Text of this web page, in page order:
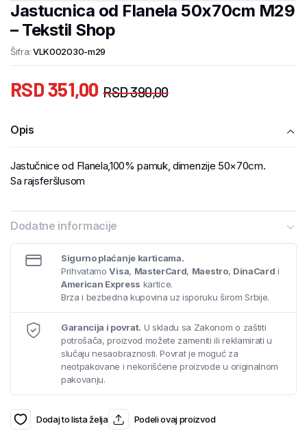
Jastucnica od Flanela 50x70cm M29
– Tekstil Shop
Šifra: VLK002030-m29
RSD390,00
RSD351,00
Opis
Jastučnice od Flanela,100% pamuk, dimenzije 50×70cm.
Sa rajsferšlusom
Dodatne informacije
Sigurno plaćanje karticama.
PrihvatamoVisa, MasterCard, Maestro, DinaCard i
American Express kartice.
Brza i bezbedna kupovina uz isporuku širom Srbije.
Garancija i povrat. U skladu sa Zakonom o zaštiti
potrošača, proizvod možete zameniti ili reklamirati u
slučaju nesaobraznosti. Povrat je moguć za
neotpakovane i nekorišćene proizvode u originalnom
pakovanju.
Dodaj to lista želja Podeli ovaj proizvod